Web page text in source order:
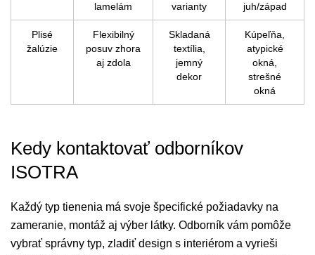
lamelám
varianty
juh/západ
Plisé
žalúzie
Flexibilný
posuv zhora
aj zdola
Skladaná
textília,
jemný
dekor
Kúpeľňa,
atypické
okná,
strešné
okná
Kedy kontaktovať odborníkov
ISOTRA
Každý typ tienenia má svoje špecifické požiadavky na
zameranie, montáž aj výber látky. Odborník vám pomôže
vybrať správny typ, zladiť design s interiérom a vyrieši